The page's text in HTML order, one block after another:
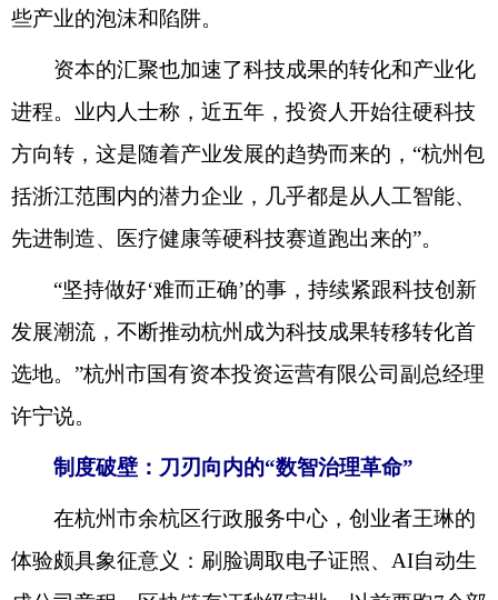
些产业的泡沫和陷阱。
资本的汇聚也加速了科技成果的转化和产业化
进程。业内人士称，近五年，投资人开始往硬科技
方向转，这是随着产业发展的趋势而来的，“杭州包
括浙江范围内的潜力企业，几乎都是从人工智能、
先进制造、医疗健康等硬科技赛道跑出来的”。
“坚持做好‘难而正确’的事，持续紧跟科技创新
发展潮流，不断推动杭州成为科技成果转移转化首
选地。”杭州市国有资本投资运营有限公司副总经理
许宁说。
制度破壁：刀刃向内的“数智治理革命”
在杭州市余杭区行政服务中心，创业者王琳的
体验颇具象征意义：刷脸调取电子证照、AI自动生